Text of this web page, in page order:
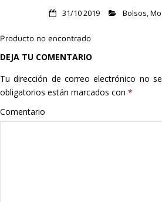
Hogar
Informática
Listas
31/10 2019 Bolsos,
Producto no encontrado
DEJA TU COMENTARIO
Tu dirección de correo electrónico no
obligatorios están marcados con *
Comentario